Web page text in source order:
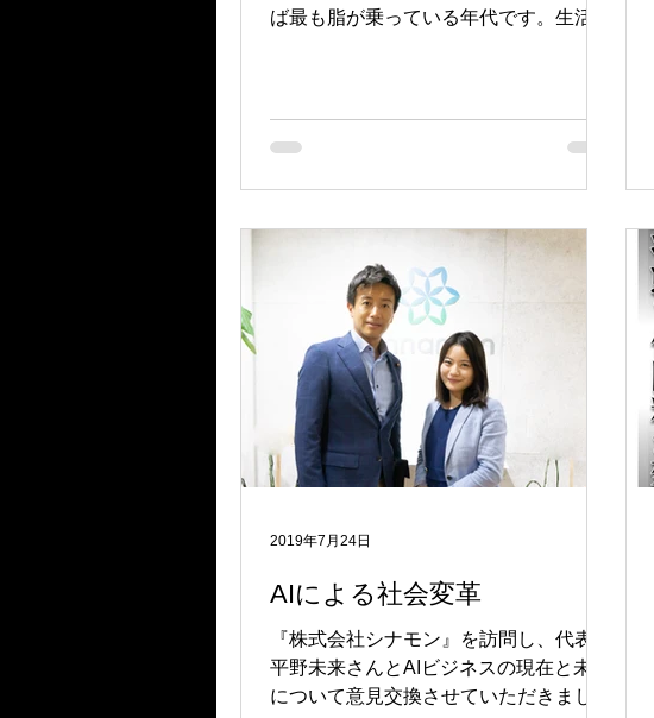
ば最も脂が乗っている年代です。生活習
す。 そうした中、近年、従
AIによる社会変革
『株式会社シナモン』を訪問し、代表の
平野未来さんとAIビジネスの現在と未来
について意見交換させていただきまし
2019年7月24日